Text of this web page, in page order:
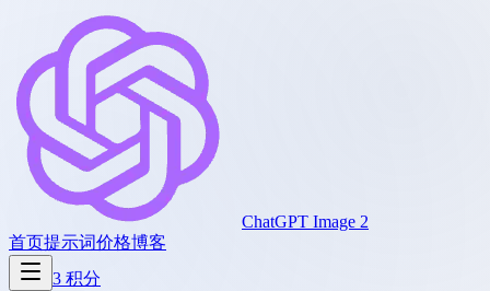
ChatGPT Image 2
首页提示词价格博客
3 积分